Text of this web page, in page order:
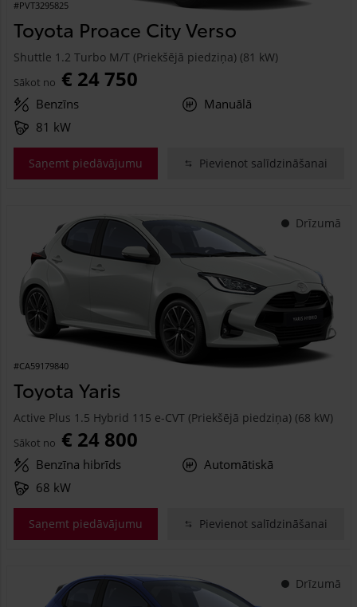
#PVT3295825
Toyota Proace City Verso
Shuttle 1.2 Turbo M/T (Priekšējā piedziņa) (81 kW)
Sākot no € 24 750
Benzīns
Manuālā
81 kW
Saņemt piedāvājumu Pievienot salīdzināšanai
Drīzumā
#CA59179840
Toyota Yaris
Active Plus 1.5 Hybrid 115 e-CVT (Priekšējā piedziņa) (68 kW)
Sākot no € 24 800
Benzīna hibrīds
Automātiskā
68 kW
Saņemt piedāvājumu Pievienot salīdzināšanai
Drīzumā